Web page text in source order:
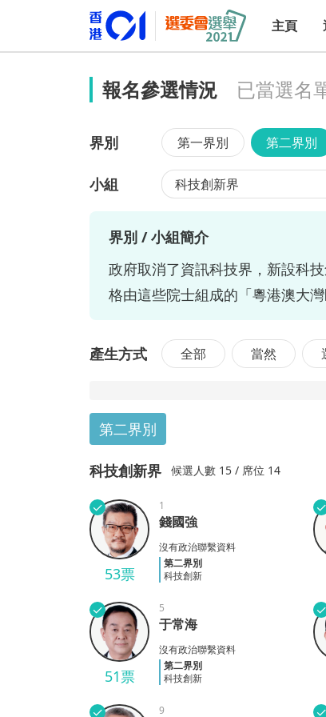
主頁
報名參選情況 已當選名
界別 第一界別 第二界別
小組 科技創新界
界別 / 小組簡介
政府取消了資訊科技界，新設科
格由這些院士組成的「粵港澳大灣
產生方式 全部 當然
第二界別
科技創新界 候選人數 15 / 席位 14
錢國強
✓
53票
1
錢國強
沒有政治聯繫資料
第二界別
科技創新
✓
于常海
✓
51票
5
于常海
沒有政治聯繫資料
第二界別
科技創新
✓
✓ 9 ✓